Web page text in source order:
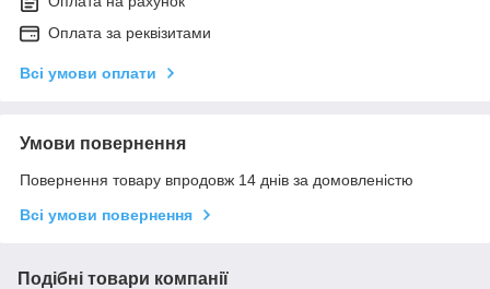
Оплата за реквізитами
Всі умови оплати
Умови повернення
Повернення товару впродовж 14 днів за домовленістю
Всі умови повернення
Подібні товари компанії